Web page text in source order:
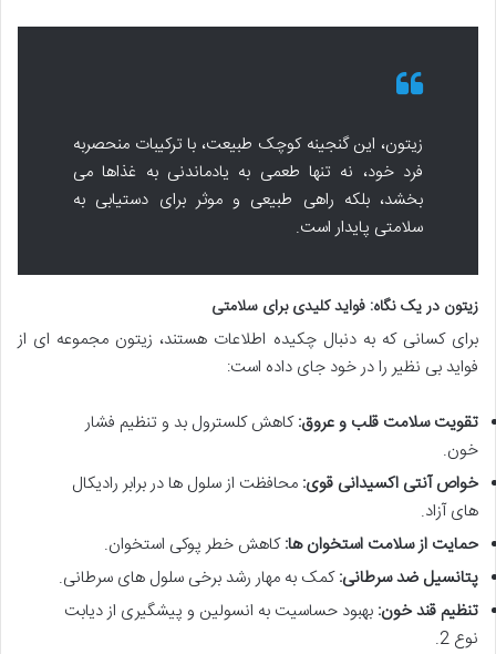
زیتون، این گنجینه کوچک طبیعت، با ترکیبات منحصربه
فرد خود، نه تنها طعمی به یادماندنی به غذاها می
بخشد، بلکه راهی طبیعی و موثر برای دستیابی به
سلامتی پایدار است.
زیتون در یک نگاه: فواید کلیدی برای سلامتی
برای کسانی که به دنبال چکیده اطلاعات هستند، زیتون مجموعه ای از
فواید بی نظیر را در خود جای داده است:
تقویت سلامت قلب و عروق:کاهش کلسترول بد و تنظیم فشار
خون.
خواص آنتی اکسیدانی قوی: محافظت از سلول ها در برابر رادیکال
های آزاد.
حمایت از سلامت استخوان ها:کاهش خطر پوکی استخوان.
پتانسیل ضد سرطانی:کمک به مهار رشد برخی سلول های سرطانی.
تنظیم قند خون: بهبود حساسیت به انسولین و پیشگیری از دیابت
نوع 2.